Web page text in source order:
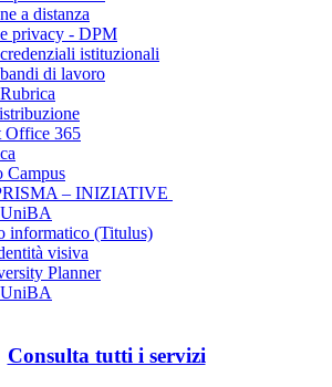
a distanza
privacy - DPM
istituzionali
di lavoro
Office 365
Campus
– INIZIATIVE
UniBA
informatico (Titulus)
visiva
Planner
Consulta tutti i servizi